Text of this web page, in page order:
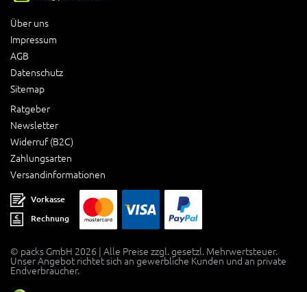
Über uns
Impressum
AGB
Datenschutz
Sitemap
Ratgeber
Newsletter
Widerruf (B2C)
Zahlungsarten
Versandinformationen
Vorkasse
Rechnung
© packs GmbH 2026 | Alle Preise zzgl. gesetzl. Mehrwertsteuer.
Unser Angebot richtet sich an gewerbliche Kunden und an private
Endverbraucher.